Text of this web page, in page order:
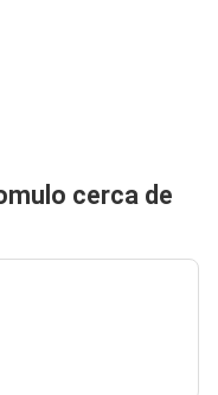
cerca de